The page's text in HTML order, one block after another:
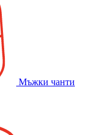
Мъжки чанти